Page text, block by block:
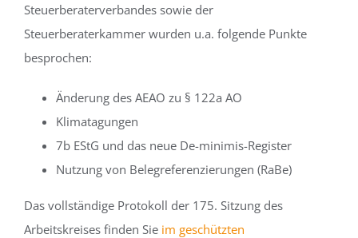
Steuerberaterverbandes sowie der
Steuerberaterkammer wurden u.a. folgende Punkte
besprochen:
Änderung des AEAO zu § 122a AO
Klimatagungen
7b EStG und das neue De-minimis-Register
Nutzung von Belegreferenzierungen (RaBe)
Das vollständige Protokoll der 175. Sitzung des
Arbeitskreises finden Sie im geschützten